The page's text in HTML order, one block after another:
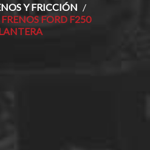
Y FRICCIÓN
FORD F250